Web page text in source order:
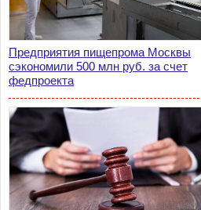
Предприятия пищепрома Москвы
сэкономили 500 млн руб. за счет
федпроекта